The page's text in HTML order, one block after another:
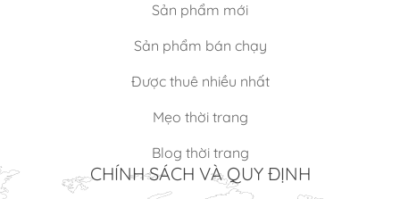
Sản phẩm mới
Sản phẩm bán chạy
Được thuê nhiều nhất
Mẹo thời trang
Blog thời trang
CHÍNH SÁCH VÀ QUY ĐỊNH